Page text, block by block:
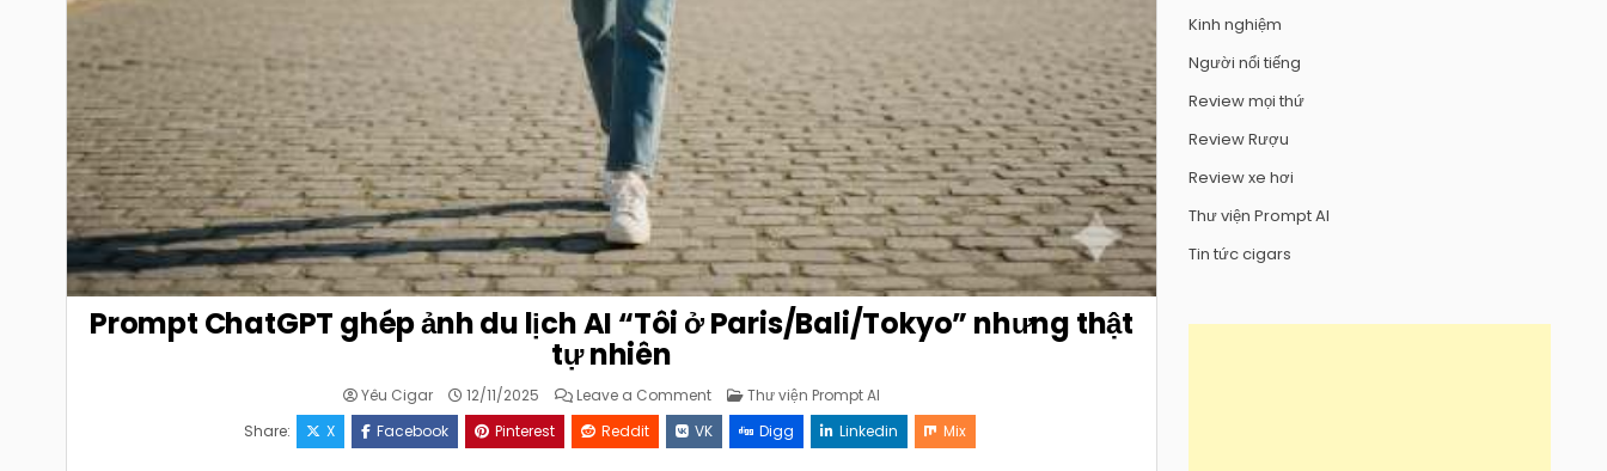
Prompt ChatGPT ghép ảnh du lịch AI “Tôi ở Paris/Bali/Tokyo” nhưng thật
tự nhiên
Yêu Cigar 12/11/2025 Leave a Commenton
Prompt
ChatGPT
ghép
ảnh
Posted
Thư viện Prompt AI
Share:
X Facebook Pinterest Reddit VK Digg Linkedin Mix
Kinh nghiệm
Người nổi tiếng
Review mọi thứ
Review Rượu
Review xe hơi
Thư viện Prompt AI
Tin tức cigars